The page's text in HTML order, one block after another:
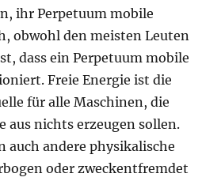
ihr Perpetuum mobile
obwohl den meisten Leuten
dass ein Perpetuum mobile
Freie Energie ist die
für alle Maschinen, die
aus nichts erzeugen sollen.
auch andere physikalische
oder zweckentfremdet